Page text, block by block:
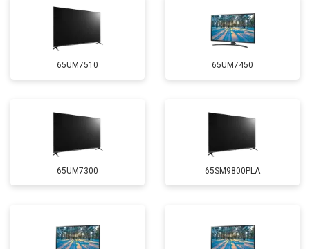
65UM7510 65UM7450
65UM7300 65SM9800PLA